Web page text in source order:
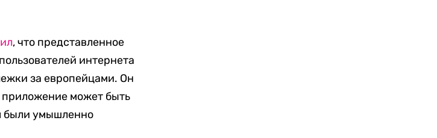
, что представленное
интернета
за европейцами. Он
приложение может быть
были умышленно